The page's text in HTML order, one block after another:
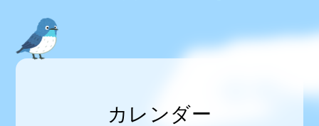
カレンダー